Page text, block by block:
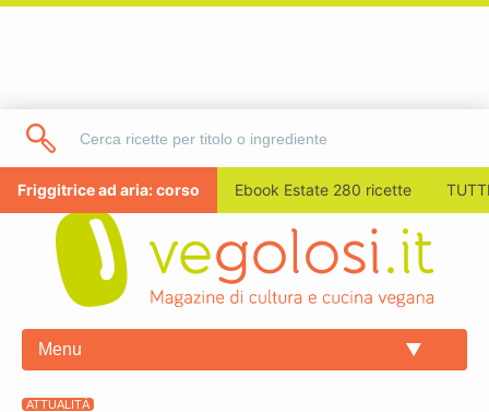
Friggitrice ad aria: corso Ebook Estate 280 ricette
Menu
ATTUALITÀ